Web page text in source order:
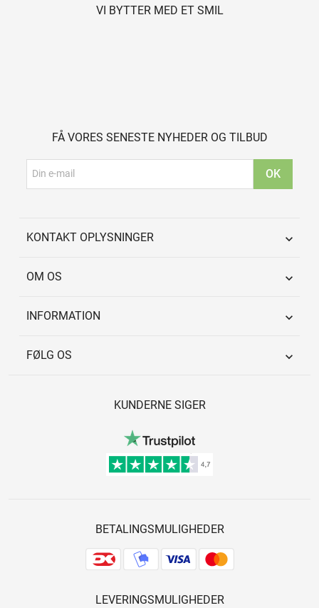
VI BYTTER MED ET SMIL
FÅ VORES SENESTE NYHEDER OG TILBUD
KONTAKT OPLYSNINGER 
OM OS 
INFORMATION 
FØLG OS 
KUNDERNE SIGER
BETALINGSMULIGHEDER
LEVERINGSMULIGHEDER